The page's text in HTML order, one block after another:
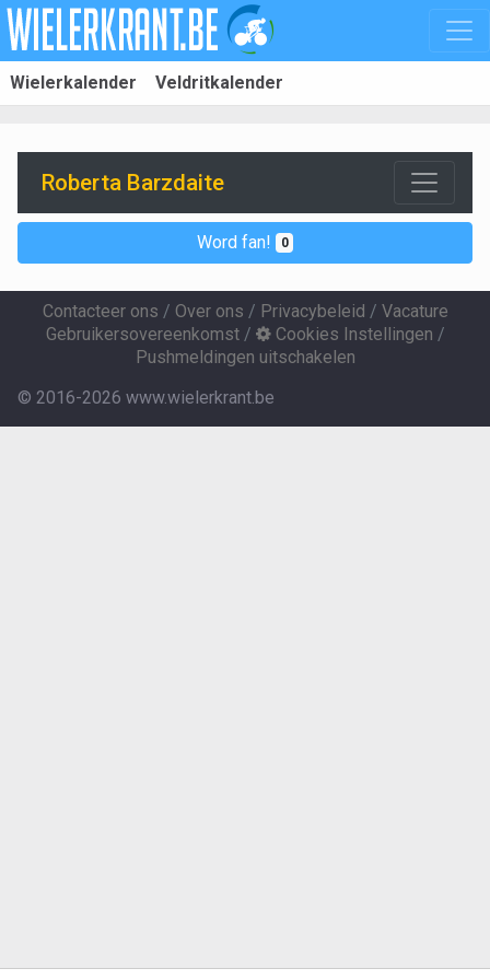
Wielerkalender Veldritkalender
Roberta Barzdaite
Word fan! 0
Contacteer ons / Over ons / Privacybeleid / Vacature
Gebruikersovereenkomst/ Cookies Instellingen /
Pushmeldingen uitschakelen
© 2016-2026 www.wielerkrant.be